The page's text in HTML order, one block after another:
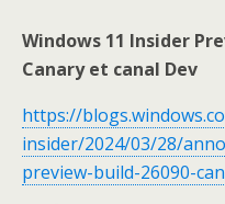
Windows 11 Insider
Canary et canal Dev
https://
insider/2024/03/28/
preview-build-26090-